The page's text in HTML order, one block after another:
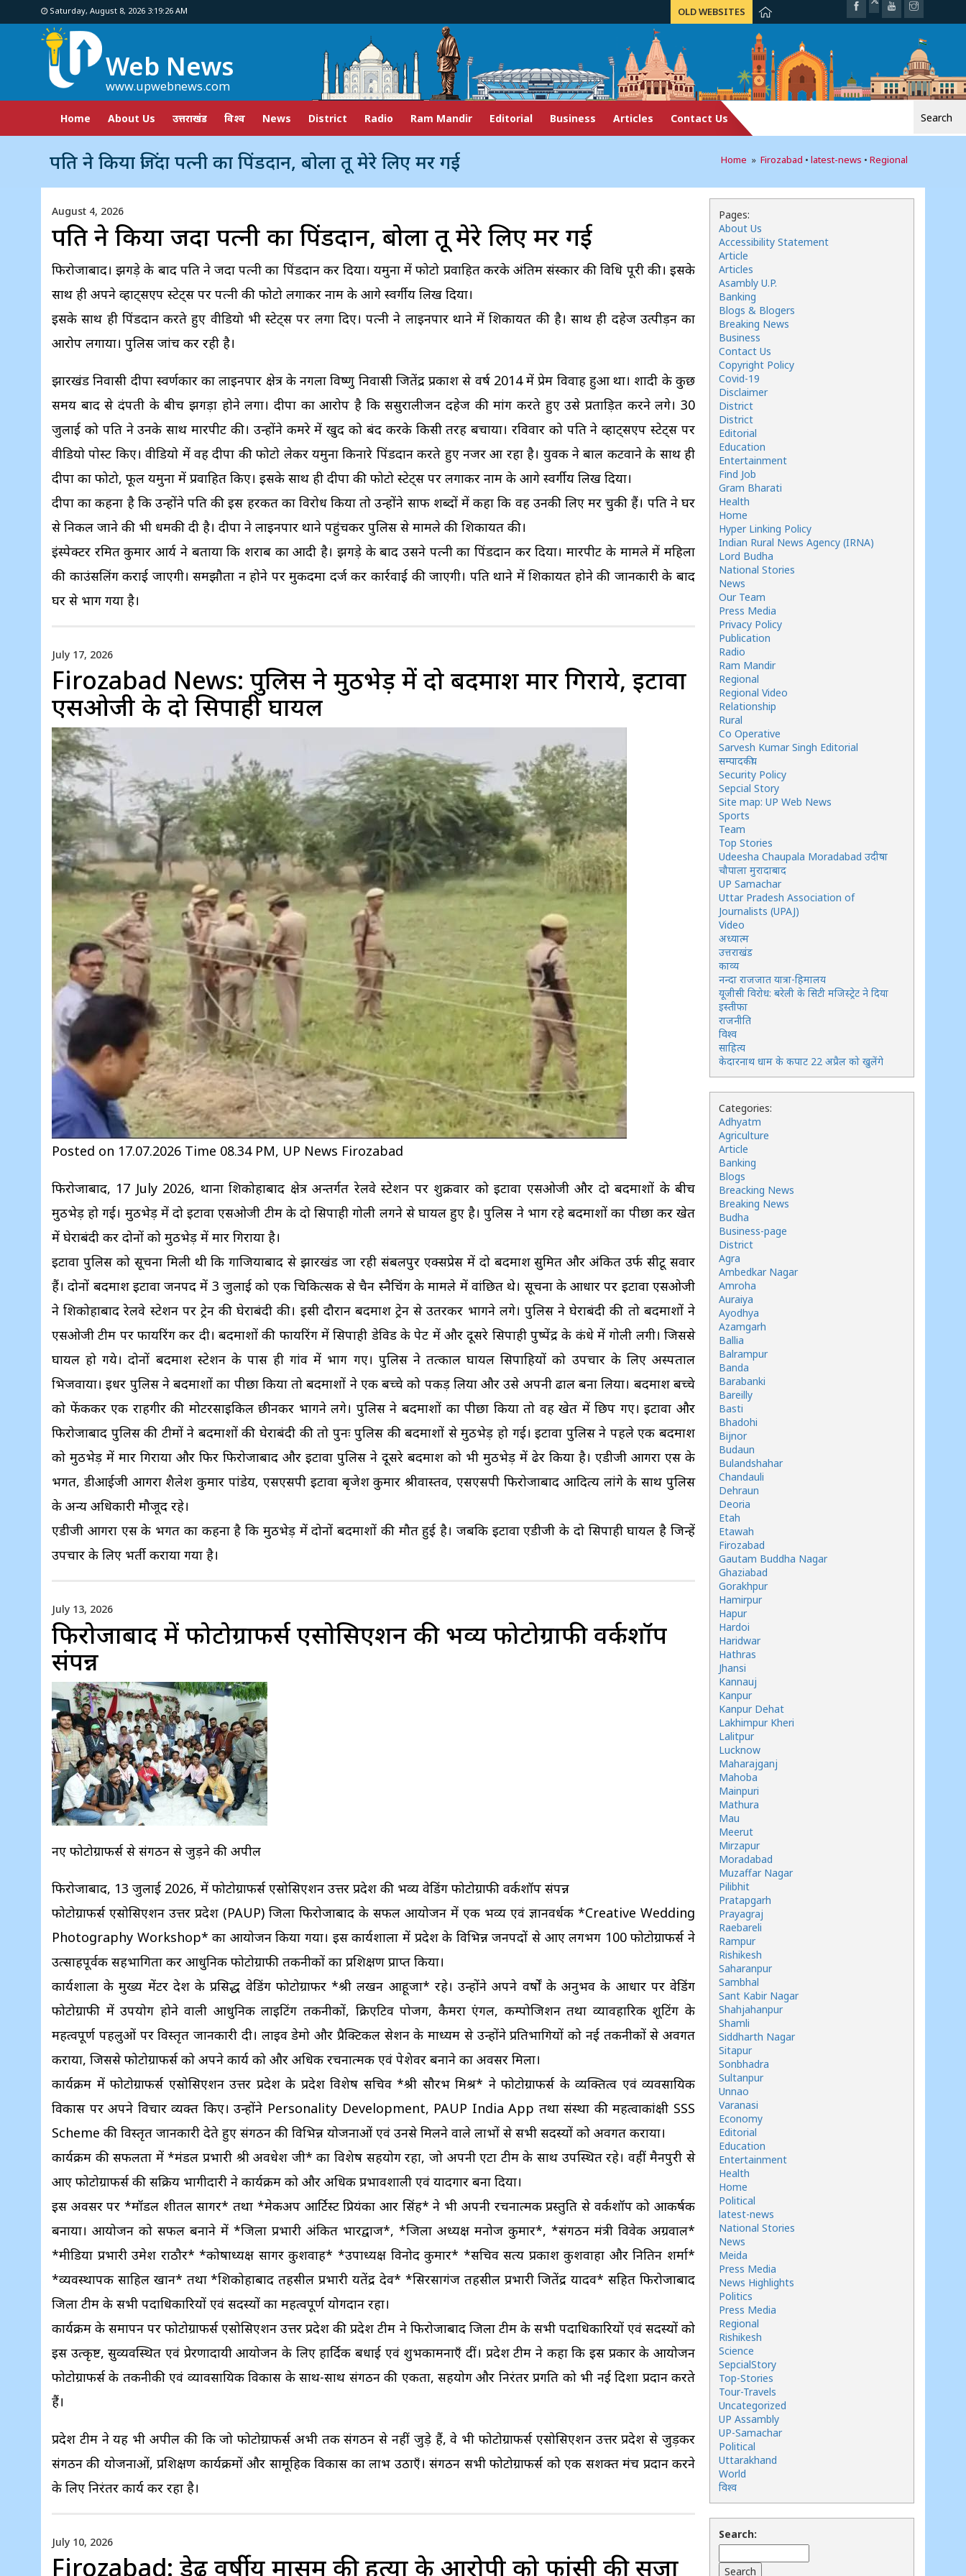
Saturday, August 8, 2026 3:19:28 AM OLD WEBSITES
Web News
www.upwebnews.com
Home About Us उत्तराखंड विश्व News District Radio Ram Mandir Editorial Business Articles Contact Us
पति ने किया जिंदा पत्नी का पिंडदान, बोला तू मेरे लिए मर गई Home » Firozabad • latest-news • Regional
August 4, 2026
पति ने किया जिंदा पत्नी का पिंडदान, बोला तू मेरे लिए मर गई
फिरोजाबाद। झगड़े के बाद पति ने जिंदा पत्नी का पिंडदान कर दिया। यमुना में फोटो प्रवाहित करके अंतिम संस्कार की विधि पूरी की। इसके
साथ ही अपने व्हाट्सएप स्टेट्स पर पत्नी की फोटो लगाकर नाम के आगे स्वर्गीय लिख दिया।
इसके साथ ही पिंडदान करते हुए वीडियो भी स्टेट्स पर लगा दिए। पत्नी ने लाइनपार थाने में शिकायत की है। साथ ही दहेज उत्पीड़न का
आरोप लगाया। पुलिस जांच कर रही है।
झारखंड निवासी दीपा स्वर्णकार का लाइनपार क्षेत्र के नगला विष्णु निवासी जितेंद्र प्रकाश से वर्ष 2014 में प्रेम विवाह हुआ था। शादी के कुछ
समय बाद से दंपती के बीच झगड़ा होने लगा। दीपा का आरोप है कि ससुरालीजन दहेज की मांग करते हुए उसे प्रताड़ित करने लगे। 30
जुलाई को पति ने उनके साथ मारपीट की। उन्होंने कमरे में खुद को बंद करके किसी तरह बचाया। रविवार को पति ने व्हाट्सएप स्टेट्स पर
वीडियो पोस्ट किए। वीडियो में वह दीपा की फोटो लेकर यमुना किनारे पिंडदान करते हुए नजर आ रहा है। युवक ने बाल कटवाने के साथ ही
दीपा का फोटो, फूल यमुना में प्रवाहित किए। इसके साथ ही दीपा की फोटो स्टेट्स पर लगाकर नाम के आगे स्वर्गीय लिख दिया।
दीपा का कहना है कि उन्होंने पति की इस हरकत का विरोध किया तो उन्होंने साफ शब्दों में कहा कि वह उनकी लिए मर चुकी हैं। पति ने घर
से निकल जाने की भी धमकी दी है। दीपा ने लाइनपार थाने पहुंचकर पुलिस से मामले की शिकायत की।
इंस्पेक्टर रमित कुमार आर्य ने बताया कि शराब का आदी है। झगड़े के बाद उसने पत्नी का पिंडदान कर दिया। मारपीट के मामले में महिला
की काउंसलिंग कराई जाएगी। समझौता न होने पर मुकदमा दर्ज कर कार्रवाई की जाएगी। पति थाने में शिकायत होने की जानकारी के बाद
घर से भाग गया है।
July 17, 2026
Firozabad News: पुलिस ने मुठभेड़ में दो बदमाश मार गिराये, इटावा
एसओजी के दो सिपाही घायल
Posted on 17.07.2026 Time 08.34 PM, UP News Firozabad
फिरोजाबाद, 17 July 2026, थाना शिकोहाबाद क्षेत्र अन्तर्गत रेलवे स्टेशन पर शुक्रवार को इटावा एसओजी और दो बदमाशों के बीच
मुठभेड़ हो गई। मुठभेड़ में दो इटावा एसओजी टीम के दो सिपाही गोली लगने से घायल हुए है। पुलिस ने भाग रहे बदमाशों का पीछा कर खेत
में घेराबंदी कर दोनों को मुठभेड़ में मार गिराया है।
इटावा पुलिस को सूचना मिली थी कि गाजियाबाद से झारखंड जा रही संबलपुर एक्सप्रेस में दो बदमाश सुमित और अंकित उर्फ सीटू सवार
हैं। दोनों बदमाश इटावा जनपद में 3 जुलाई को एक चिकित्सक से चैन स्नैचिंग के मामले में वांछित थे। सूचना के आधार पर इटावा एसओजी
ने शिकोहाबाद रेलवे स्टेशन पर ट्रेन की घेराबंदी की। इसी दौरान बदमाश ट्रेन से उतरकर भागने लगे। पुलिस ने घेराबंदी की तो बदमाशों ने
एसओजी टीम पर फायरिंग कर दी। बदमाशों की फायरिंग में सिपाही डेविड के पेट में और दूसरे सिपाही पुष्पेंद्र के कंधे में गोली लगी। जिससे
घायल हो गये। दोनों बदमाश स्टेशन के पास ही गांव में भाग गए। पुलिस ने तत्काल घायल सिपाहियों को उपचार के लिए अस्पताल
भिजवाया। इधर पुलिस ने बदमाशों का पीछा किया तो बदमाशों ने एक बच्चे को पकड़ लिया और उसे अपनी ढाल बना लिया। बदमाश बच्चे
को फेंककर एक राहगीर की मोटरसाइकिल छीनकर भागने लगे। पुलिस ने बदमाशों का पीछा किया तो वह खेत में छिप गए। इटावा और
फिरोजाबाद पुलिस की टीमों ने बदमाशों की घेराबंदी की तो पुनः पुलिस की बदमाशों से मुठभेड़ हो गई। इटावा पुलिस ने पहले एक बदमाश
को मुठभेड़ में मार गिराया और फिर फिरोजाबाद और इटावा पुलिस ने दूसरे बदमाश को भी मुठभेड़ में ढेर किया है। एडीजी आगरा एस के
भगत, डीआईजी आगरा शैलेश कुमार पांडेय, एसएसपी इटावा बृजेश कुमार श्रीवास्तव, एसएसपी फिरोजाबाद आदित्य लांगे के साथ पुलिस
के अन्य अधिकारी मौजूद रहे।
एडीजी आगरा एस के भगत का कहना है कि मुठभेड़ में दोनों बदमाशों की मौत हुई है। जबकि इटावा एडीजी के दो सिपाही घायल है जिन्हें
उपचार के लिए भर्ती कराया गया है।
July 13, 2026
फिरोजाबाद में फोटोग्राफर्स एसोसिएशन की भव्य फोटोग्राफी वर्कशॉप
संपन्न
नए फोटोग्राफर्स से संगठन से जुड़ने की अपील
फिरोजाबाद, 13 जुलाई 2026, में फोटोग्राफर्स एसोसिएशन उत्तर प्रदेश की भव्य वेडिंग फोटोग्राफी वर्कशॉप संपन्न
फोटोग्राफर्स एसोसिएशन उत्तर प्रदेश (PAUP) जिला फिरोजाबाद के सफल आयोजन में एक भव्य एवं ज्ञानवर्धक *Creative Wedding
Photography Workshop* का आयोजन किया गया। इस कार्यशाला में प्रदेश के विभिन्न जनपदों से आए लगभग 100 फोटोग्राफर्स ने
उत्साहपूर्वक सहभागिता कर आधुनिक फोटोग्राफी तकनीकों का प्रशिक्षण प्राप्त किया।
कार्यशाला के मुख्य मेंटर देश के प्रसिद्ध वेडिंग फोटोग्राफर *श्री लखन आहूजा* रहे। उन्होंने अपने वर्षों के अनुभव के आधार पर वेडिंग
फोटोग्राफी में उपयोग होने वाली आधुनिक लाइटिंग तकनीकों, क्रिएटिव पोजिंग, कैमरा एंगल, कम्पोजिशन तथा व्यावहारिक शूटिंग के
महत्वपूर्ण पहलुओं पर विस्तृत जानकारी दी। लाइव डेमो और प्रैक्टिकल सेशन के माध्यम से उन्होंने प्रतिभागियों को नई तकनीकों से अवगत
कराया, जिससे फोटोग्राफर्स को अपने कार्य को और अधिक रचनात्मक एवं पेशेवर बनाने का अवसर मिला।
कार्यक्रम में फोटोग्राफर्स एसोसिएशन उत्तर प्रदेश के प्रदेश विशेष सचिव *श्री सौरभ मिश्र* ने फोटोग्राफर्स के व्यक्तित्व एवं व्यवसायिक
विकास पर अपने विचार व्यक्त किए। उन्होंने Personality Development, PAUP India App तथा संस्था की महत्वाकांक्षी SSS
Scheme की विस्तृत जानकारी देते हुए संगठन की विभिन्न योजनाओं एवं उनसे मिलने वाले लाभों से सभी सदस्यों को अवगत कराया।
कार्यक्रम की सफलता में *मंडल प्रभारी श्री अवधेश जी* का विशेष सहयोग रहा, जो अपनी एटा टीम के साथ उपस्थित रहे। वहीं मैनपुरी से
आए फोटोग्राफर्स की सक्रिय भागीदारी ने कार्यक्रम को और अधिक प्रभावशाली एवं यादगार बना दिया।
इस अवसर पर *मॉडल शीतल सागर* तथा *मेकअप आर्टिस्ट प्रियंका आर सिंह* ने भी अपनी रचनात्मक प्रस्तुति से वर्कशॉप को आकर्षक
बनाया। आयोजन को सफल बनाने में *जिला प्रभारी अंकित भारद्वाज*, *जिला अध्यक्ष मनोज कुमार*, *संगठन मंत्री विवेक अग्रवाल*
*मीडिया प्रभारी उमेश राठौर* *कोषाध्यक्ष सागर कुशवाह* *उपाध्यक्ष विनोद कुमार* *सचिव सत्य प्रकाश कुशवाहा और नितिन शर्मा*
*व्यवस्थापक साहिल खान* तथा *शिकोहाबाद तहसील प्रभारी यतेंद्र देव* *सिरसागंज तहसील प्रभारी जितेंद्र यादव* सहित फिरोजाबाद
जिला टीम के सभी पदाधिकारियों एवं सदस्यों का महत्वपूर्ण योगदान रहा।
कार्यक्रम के समापन पर फोटोग्राफर्स एसोसिएशन उत्तर प्रदेश की प्रदेश टीम ने फिरोजाबाद जिला टीम के सभी पदाधिकारियों एवं सदस्यों को
इस उत्कृष्ट, सुव्यवस्थित एवं प्रेरणादायी आयोजन के लिए हार्दिक बधाई एवं शुभकामनाएँ दीं। प्रदेश टीम ने कहा कि इस प्रकार के आयोजन
फोटोग्राफर्स के तकनीकी एवं व्यावसायिक विकास के साथ-साथ संगठन की एकता, सहयोग और निरंतर प्रगति को भी नई दिशा प्रदान करते
हैं।
प्रदेश टीम ने यह भी अपील की कि जो फोटोग्राफर्स अभी तक संगठन से नहीं जुड़े हैं, वे भी फोटोग्राफर्स एसोसिएशन उत्तर प्रदेश से जुड़कर
संगठन की योजनाओं, प्रशिक्षण कार्यक्रमों और सामूहिक विकास का लाभ उठाएँ। संगठन सभी फोटोग्राफर्स को एक सशक्त मंच प्रदान करने
के लिए निरंतर कार्य कर रहा है।
July 10, 2026
Firozabad: डेढ़ वर्षीय मासूम की हत्या के आरोपी को फांसी की सजा
Pages:
About Us
Accessibility Statement
Article
Articles
Asambly U.P.
Banking
Blogs & Blogers
Breaking News
Business
Contact Us
Copyright Policy
Covid-19
Disclaimer
District
District
Editorial
Education
Entertainment
Find Job
Gram Bharati
Health
Home
Hyper Linking Policy
Indian Rural News Agency (IRNA)
Lord Budha
National Stories
News
Our Team
Press Media
Privacy Policy
Publication
Radio
Ram Mandir
Regional
Regional Video
Relationship
Rural
Co Operative
Sarvesh Kumar Singh Editorial
सम्पादकीय
Security Policy
Sepcial Story
Site map: UP Web News
Sports
Team
Top Stories
Udeesha Chaupala Moradabad उदीषा
चौपाला मुरादाबाद
UP Samachar
Uttar Pradesh Association of
Journalists (UPAJ)
Video
अध्यात्म
उत्तराखंड
काव्य
नन्दा राजजात यात्रा-हिमालय
यूजीसी विरोध: बरेली के सिटी मजिस्ट्रेट ने दिया
इस्तीफा
राजनीति
विश्व
साहित्य
केदारनाथ धाम के कपाट 22 अप्रैल को खुलेंगे
Categories:
Adhyatm
Agriculture
Article
Banking
Blogs
Breacking News
Breaking News
Budha
Business-page
District
Agra
Ambedkar Nagar
Amroha
Auraiya
Ayodhya
Azamgarh
Ballia
Balrampur
Banda
Barabanki
Bareilly
Basti
Bhadohi
Bijnor
Budaun
Bulandshahar
Chandauli
Dehraun
Deoria
Etah
Etawah
Firozabad
Gautam Buddha Nagar
Ghaziabad
Gorakhpur
Hamirpur
Hapur
Hardoi
Haridwar
Hathras
Jhansi
Kannauj
Kanpur
Kanpur Dehat
Lakhimpur Kheri
Lalitpur
Lucknow
Maharajganj
Mahoba
Mainpuri
Mathura
Mau
Meerut
Mirzapur
Moradabad
Muzaffar Nagar
Pilibhit
Pratapgarh
Prayagraj
Raebareli
Rampur
Rishikesh
Saharanpur
Sambhal
Sant Kabir Nagar
Shahjahanpur
Shamli
Siddharth Nagar
Sitapur
Sonbhadra
Sultanpur
Unnao
Varanasi
Economy
Editorial
Education
Entertainment
Health
Home
Political
latest-news
National Stories
News
Meida
Press Media
News Highlights
Politics
Press Media
Regional
Rishikesh
Science
SepcialStory
Top-Stories
Tour-Travels
Uncategorized
UP Assambly
UP-Samachar
Political
Uttarakhand
World
विश्व
Search: